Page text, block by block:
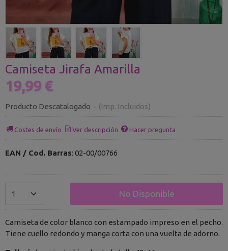
Camiseta Jirafa Amarilla
19,99 €
Producto Descatalogado - (Imp. Incluidos)
Costes de envío Ver descripción Hacer pregunta
EAN / Cod. Barras: 02-00/00766
No Disponible
Camiseta de color blanco con estampado impreso en el pecho.
Tiene cuello redondo y manga corta con una vuelta de adorno.